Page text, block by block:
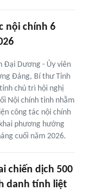
nội chính 6
Đại Dương - Ủy viên
Đảng, Bí thư Tỉnh
chủ trì hội nghị
Nội chính tỉnh nhằm
công tác nội chính
phương hướng
cuối năm 2026.
chiến dịch 500
danh tính liệt